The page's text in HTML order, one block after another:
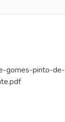
gomes-pinto-de-